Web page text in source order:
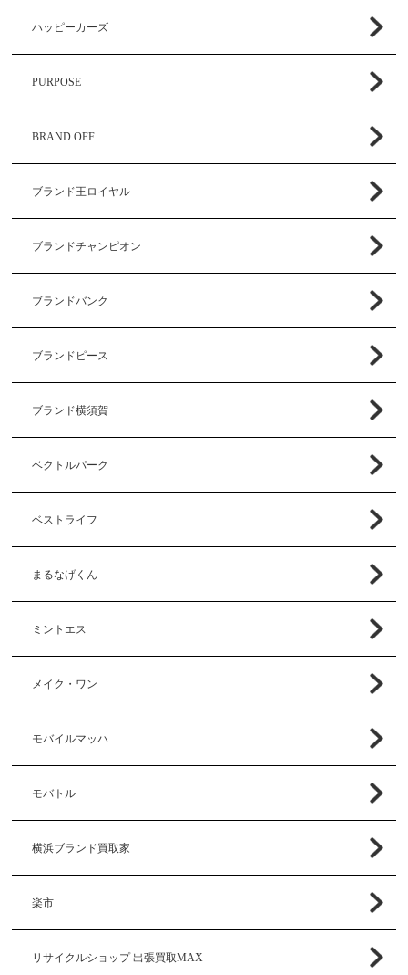
ハッピーカーズ
PURPOSE
BRAND OFF
ブランド王ロイヤル
ブランドチャンピオン
ブランドバンク
ブランドピース
ブランド横須賀
ベクトルパーク
ベストライフ
まるなげくん
ミントエス
メイク・ワン
モバイルマッハ
モバトル
横浜ブランド買取家
楽市
リサイクルショップ 出張買取MAX